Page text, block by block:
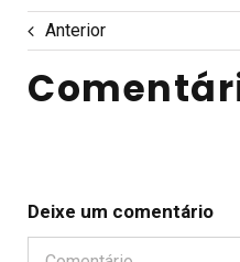
Anterior
Deixe um comentário
Comentário